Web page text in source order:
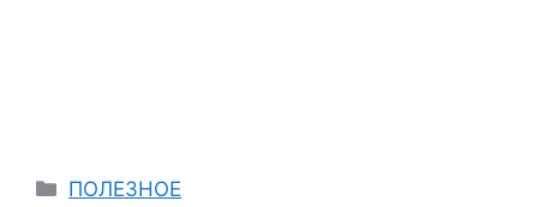
Categories
ПОЛЕЗНОЕ